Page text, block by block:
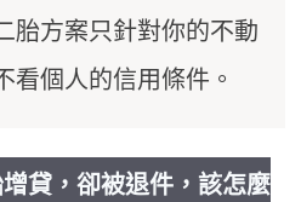
胎方案只針對你的不動
看個人的信用條件。
貸，卻被退件，該怎麼